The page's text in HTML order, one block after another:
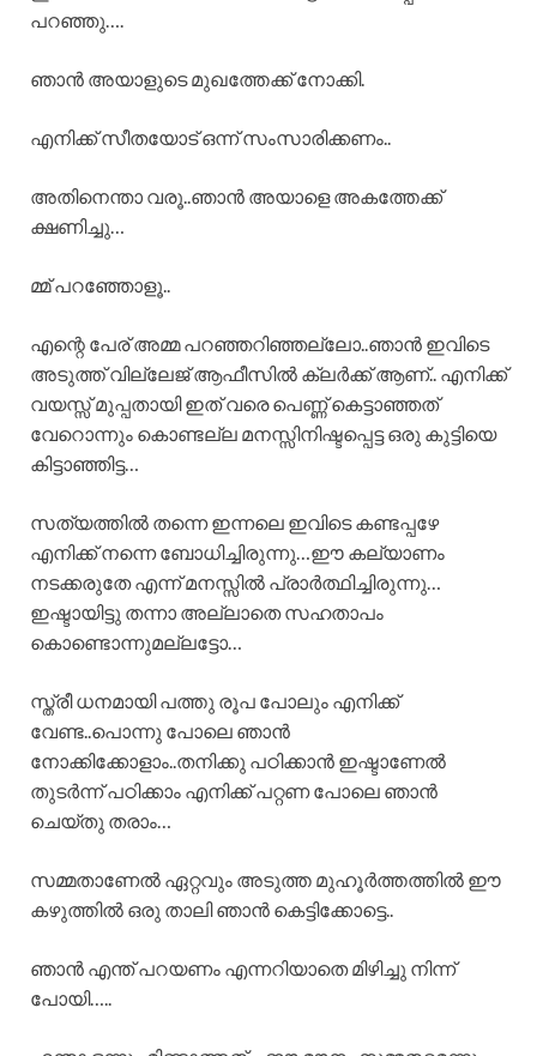
പറഞ്ഞു….
ഞാൻ അയാളുടെ മുഖത്തേക്ക് നോക്കി.
എനിക്ക് സീതയോട് ഒന്ന് സംസാരിക്കണം..
അതിനെന്താ വരൂ..ഞാൻ അയാളെ അകത്തേക്ക്
ക്ഷണിച്ചു…
മ്മ് പറഞ്ഞോളൂ..
എന്റെ പേര് അമ്മ പറഞ്ഞറിഞ്ഞല്ലോ..ഞാൻ ഇവിടെ
അടുത്ത് വില്ലേജ് ആഫീസിൽ ക്ലർക്ക് ആണ്.. എനിക്ക്
വയസ്സ് മുപ്പതായി ഇത് വരെ പെണ്ണ് കെട്ടാഞ്ഞത്
വേറൊന്നും കൊണ്ടല്ല മനസ്സിനിഷ്ടപ്പെട്ട ഒരു കുട്ടിയെ
കിട്ടാഞ്ഞിട്ട…
സത്യത്തിൽ തന്നെ ഇന്നലെ ഇവിടെ കണ്ടപ്പഴേ
എനിക്ക് നന്നെ ബോധിച്ചിരുന്നു…ഈ കല്യാണം
നടക്കരുതേ എന്ന് മനസ്സിൽ പ്രാർത്ഥിച്ചിരുന്നു…
ഇഷ്ടായിട്ടു തന്നാ അല്ലാതെ സഹതാപം
കൊണ്ടൊന്നുമല്ലട്ടോ…
സ്ത്രീ ധനമായി പത്തു രൂപ പോലും എനിക്ക്
വേണ്ട..പൊന്നു പോലെ ഞാൻ
നോക്കിക്കോളാം..തനിക്കു പഠിക്കാൻ ഇഷ്ടാണേൽ
തുടർന്ന് പഠിക്കാം എനിക്ക് പറ്റണ പോലെ ഞാൻ
ചെയ്തു തരാം…
സമ്മതാണേൽ ഏറ്റവും അടുത്ത മുഹൂർത്തത്തിൽ ഈ
കഴുത്തിൽ ഒരു താലി ഞാൻ കെട്ടിക്കോട്ടെ..
ഞാൻ എന്ത് പറയണം എന്നറിയാതെ മിഴിച്ചു നിന്ന്
പോയി…..